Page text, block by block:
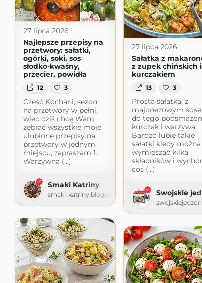
27 lipca 2026
Najlepsze przepisy na
przetwory: sałatki,
ogórki, soki, sos
słodko-kwaśny,
przecier, powidła
12 3
Cześć Kochani, sezon
na przetwory w pełni,
wiec dziś chcę Wam
zebrać wszystkie moje
ulubione przepisy na
przetwory w jednym
miejscu, zapraszam 1.
Warzywna (...)
Smaki Katriny
smaki-katriny.blogspot.com
27 lipca 2026
Sałatka z
z zupek chińskich i
kurczakiem
13 3
Prosta sałatka, z
majonezowym
do tego
kurczak i warzywa.
Bardzo lubię takie
sałatki kiedy można
wymieszać kilka
składników i
coś (...)
Swojskie